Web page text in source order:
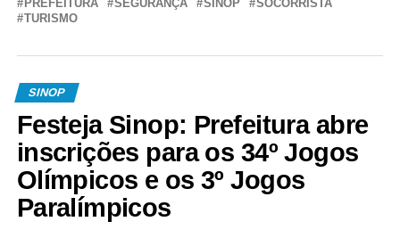
PREFEITURA
SEGURANÇA SINOP
SOCORRISTA
TURISMO
SINOP
Festeja Sinop: Prefeitura abre
inscrições para os 34º Jogos
Olímpicos e os 3º Jogos
Paralímpicos